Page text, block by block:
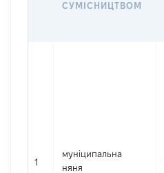
СУМІСНИЦТВОМ
1
муніципальна
няня